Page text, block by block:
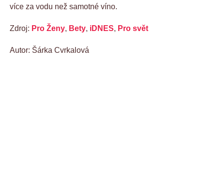
více za vodu než samotné víno.
Zdroj: Pro Ženy, Bety, iDNES, Pro svět
Autor: Šárka Cvrkalová